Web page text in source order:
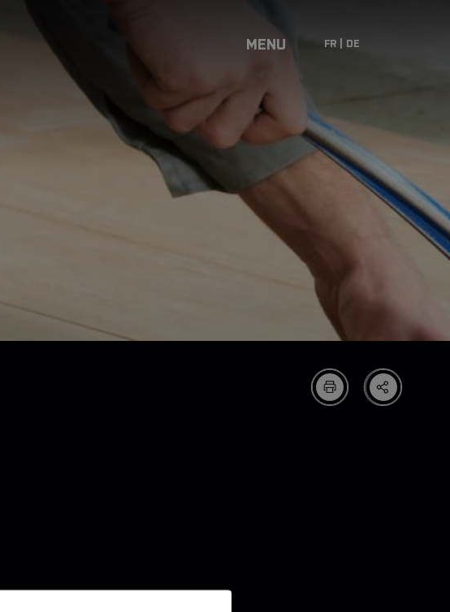
MENU FR DE